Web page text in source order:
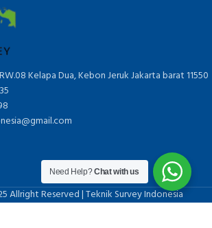
Kelapa Dua, Kebon Jeruk Jakarta barat 11550
Allright Reserved | Teknik Survey Indonesia
Need Help?Chat with us